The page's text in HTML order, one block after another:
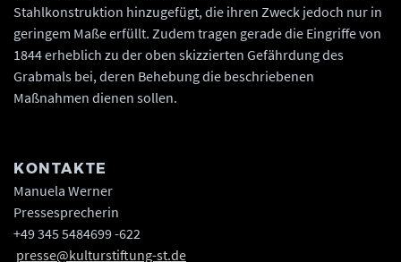
Stahlkonstruktion hinzugefügt, die ihren Zweck jedoch nur in
geringem Maße erfüllt. Zudem tragen gerade die Eingriffe von
1844 erheblich zu der oben skizzierten Gefährdung des
Grabmals bei, deren Behebung die beschriebenen
Maßnahmen dienen sollen.
KONTAKTE
Manuela Werner
Pressesprecherin
+49 345 5484699 -622
presse@kulturstiftung-st.de